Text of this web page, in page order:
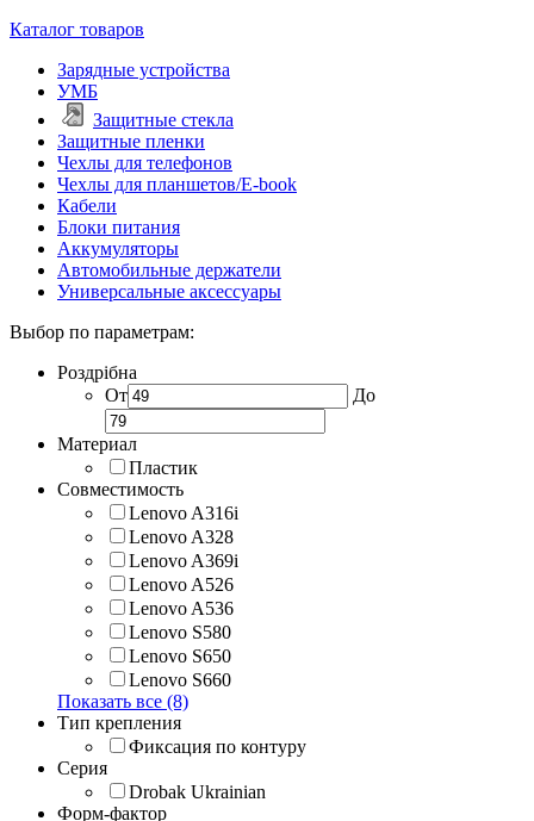
Каталог товаров
Зарядные устройства
УМБ
Защитные стекла
Защитные пленки
Чехлы для телефонов
Чехлы для планшетов/E-book
Кабели
Блоки питания
Аккумуляторы
Автомобильные держатели
Универсальные аксессуары
Выбор по параметрам:
Роздрібна
От
До
Материал
Пластик
Совместимость
Lenovo A316i
Lenovo A328
Lenovo A369i
Lenovo A526
Lenovo A536
Lenovo S580
Lenovo S650
Lenovo S660
Показать все (8)
Тип крепления
Фиксация по контуру
Серия
Drobak Ukrainian
Форм-фактор